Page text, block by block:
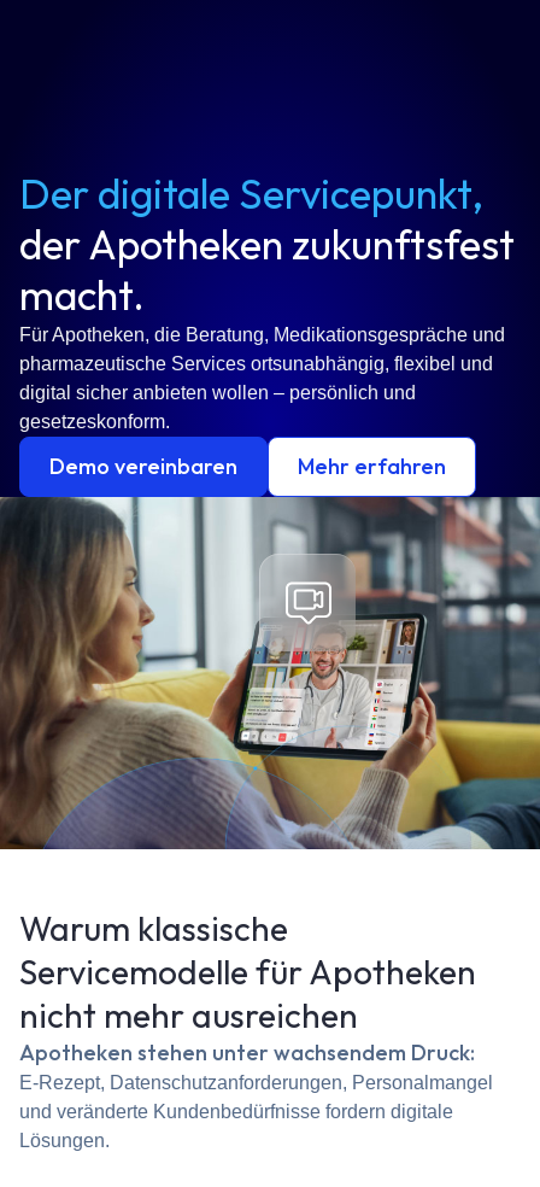
Der digitale Servicepunkt,
der Apotheken zukunftsfest
macht.
Für Apotheken, die Beratung, Medikationsgespräche und
pharmazeutische Services ortsunabhängig, flexibel und
digital sicher anbieten wollen – persönlich und
gesetzeskonform.
Demo vereinbaren Mehr erfahren
Warum klassische
Servicemodelle für Apotheken
nicht mehr ausreichen
Apotheken stehen unter wachsendem Druck:
E-Rezept, Datenschutzanforderungen, Personalmangel
und veränderte Kundenbedürfnisse fordern digitale
Lösungen.